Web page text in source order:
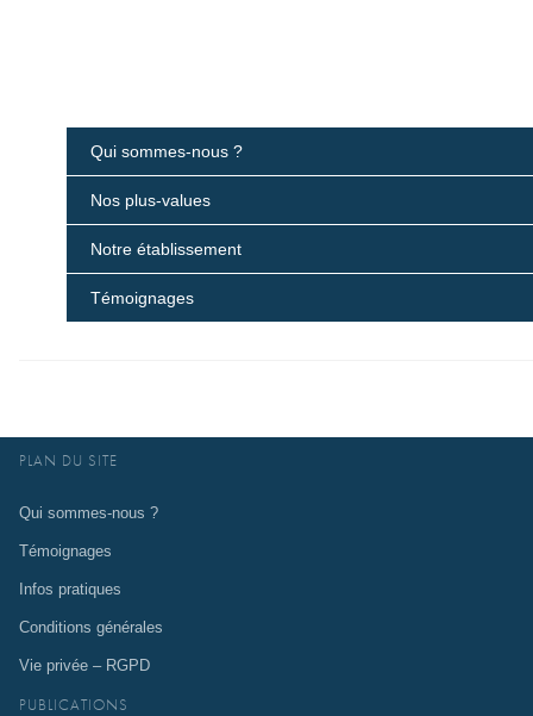
Qui sommes-nous ?
Nos plus-values
Notre établissement
Témoignages
PLAN DU SITE
Qui sommes-nous ?
Témoignages
Infos pratiques
Conditions générales
Vie privée – RGPD
PUBLICATIONS